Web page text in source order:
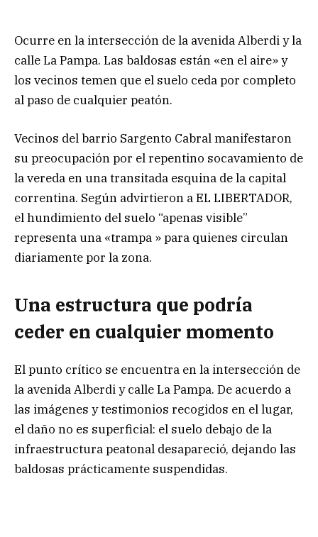
Ocurre en la intersección de la avenida Alberdi y la
calle La Pampa. Las baldosas están «en el aire» y
los vecinos temen que el suelo ceda por completo
al paso de cualquier peatón.
Vecinos del barrio Sargento Cabral manifestaron
su preocupación por el repentino socavamiento de
la vereda en una transitada esquina de la capital
correntina. Según advirtieron a EL LIBERTADOR,
el hundimiento del suelo “apenas visible”
representa una «trampa » para quienes circulan
diariamente por la zona.
Una estructura que podría
ceder en cualquier momento
El punto crítico se encuentra en la intersección de
la avenida Alberdi y calle La Pampa. De acuerdo a
las imágenes y testimonios recogidos en el lugar,
el daño no es superficial: el suelo debajo de la
infraestructura peatonal desapareció, dejando las
baldosas prácticamente suspendidas.